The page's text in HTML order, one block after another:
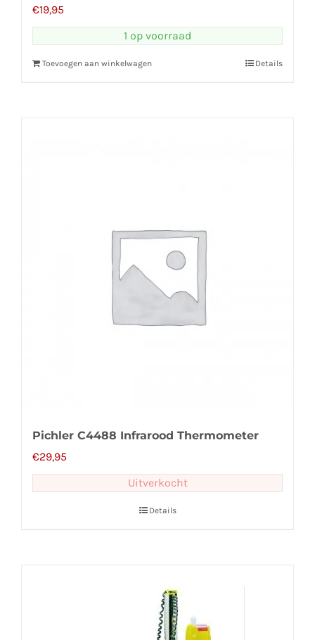
€19,95
1 op voorraad
Toevoegen aan winkelwagen Details
Pichler C4488 Infrarood Thermometer
€29,95
Uitverkocht
Details